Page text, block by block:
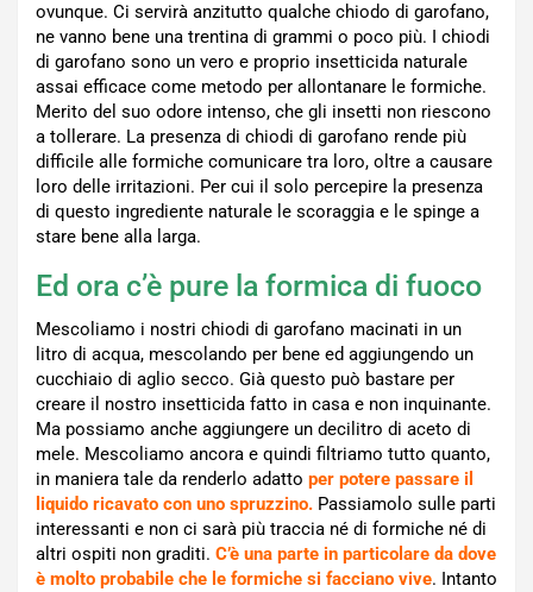
ovunque. Ci servirà anzitutto qualche chiodo di garofano,
ne vanno bene una trentina di grammi o poco più. I chiodi
di garofano sono un vero e proprio insetticida naturale
assai efficace come metodo per allontanare le formiche.
Merito del suo odore intenso, che gli insetti non riescono
a tollerare. La presenza di chiodi di garofano rende più
difficile alle formiche comunicare tra loro, oltre a causare
loro delle irritazioni. Per cui il solo percepire la presenza
di questo ingrediente naturale le scoraggia e le spinge a
stare bene alla larga.
Ed ora c’è pure la formica di fuoco
Mescoliamo i nostri chiodi di garofano macinati in un
litro di acqua, mescolando per bene ed aggiungendo un
cucchiaio di aglio secco. Già questo può bastare per
creare il nostro insetticida fatto in casa e non inquinante.
Ma possiamo anche aggiungere un decilitro di aceto di
mele. Mescoliamo ancora e quindi filtriamo tutto quanto,
in maniera tale da renderlo adatto per potere passare il
liquido ricavato con uno spruzzino. Passiamolo sulle parti
interessanti e non ci sarà più traccia né di formiche né di
altri ospiti non graditi. C’è una parte in particolare da dove
è molto probabile che le formiche si facciano vive. Intanto